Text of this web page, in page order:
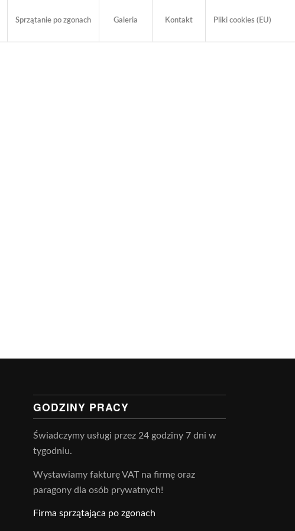
Sprzątanie po zgonach Galeria Kontakt Pliki cookies (EU)
GODZINY PRACY
Świadczymy usługi przez 24 godziny 7 dni w
tygodniu.
Wystawiamy fakturę VAT na firmę oraz
paragony dla osób prywatnych!
Firma sprzątająca po zgonach